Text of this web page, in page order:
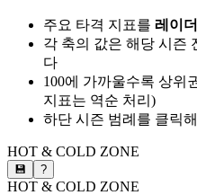
주요 타격 지표를 레이
각 축의 값은 해당 시즌
다
100에 가까울수록 상위
지표는 역순 처리)
하단 시즌 범례를 클릭
HOT & COLD ZONE
💾 ?
HOT & COLD ZONE